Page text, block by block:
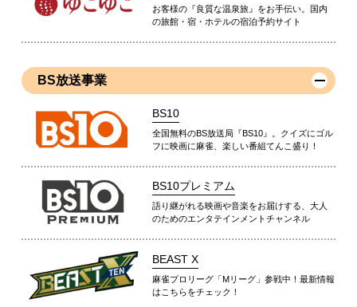
お客様の『良質な温泉旅』をお手伝い。国内
の旅館・宿・ホテルの宿泊予約サイト
BS放送事業
BS10
全国無料のBS放送局『BS10』。クイズにゴル
フに映画に麻雀、楽しい番組てんこ盛り！
BS10プレミアム
語り継がれる映画や音楽をお届けする、大人
のためのエンタテインメントチャンネル
BEAST X
麻雀プロリーグ「Mリーグ」参戦中！最新情報
はこちらをチェック！